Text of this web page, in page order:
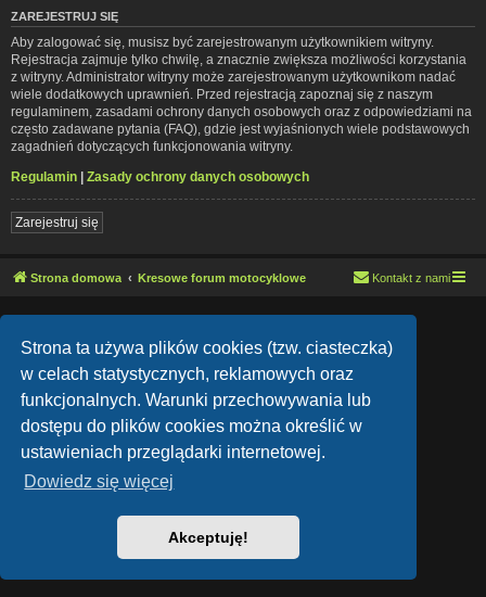
Strona ta używa plików cookies (tzw. ciasteczka)
w celach statystycznych, reklamowych oraz
funkcjonalnych. Warunki przechowywania lub
dostępu do plików cookies można określić w
ustawieniach przeglądarki internetowej.
Dowiedz się więcej
Akceptuję!
ZAREJESTRUJ SIĘ
Aby zalogować się, musisz być zarejestrowanym użytkownikiem witryny.
Rejestracja zajmuje tylko chwilę, a znacznie zwiększa możliwości korzystania
z witryny. Administrator witryny może zarejestrowanym użytkownikom nadać
wiele dodatkowych uprawnień. Przed rejestracją zapoznaj się z naszym
regulaminem, zasadami ochrony danych osobowych oraz z odpowiedziami na
często zadawane pytania (FAQ), gdzie jest wyjaśnionych wiele podstawowych
zagadnień dotyczących funkcjonowania witryny.
Regulamin | Zasady ochrony danych osobowych
Zarejestruj się
Strona domowa Kresowe forum motocyklowe Kontakt z nami
Style Version: 1.1.9
Polski pakiet językowy dostarczaphpBB.pl
Zasady ochrony danych osobowych|Regulamin